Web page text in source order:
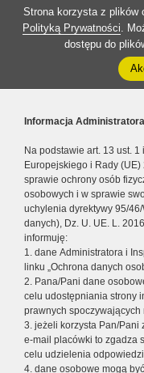
Strona korzysta z plików
Polityką Prywatności.
dostępu do
Informacja Administratora
Na podstawie art. 13 ust.
Europejskiego i Rady
sprawie ochrony osób
osobowych i w sprawie
uchylenia dyrektywy 95/
danych), Dz. U. UE. L.
informuję:
1. dane Administratora i
linku „Ochrona danych
2. Pana/Pani dane
celu udostępniania strony
prawnych spoczywających
3. jeżeli korzysta Pan/
e-mail placówki to zgadza
celu udzielenia
4. dane osobowe mogą